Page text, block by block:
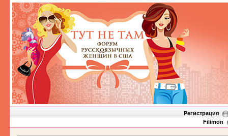
Регистрация
Filimon